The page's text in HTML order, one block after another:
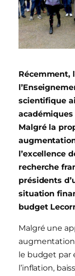
Récemment,
scientifique
Malgré la
l’excellence
recherche
présidents
situation
budget
Malgré une
le budget par
l’inflation,